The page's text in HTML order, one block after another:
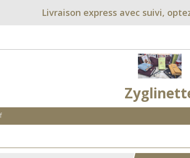
Livraison express avec suivi,